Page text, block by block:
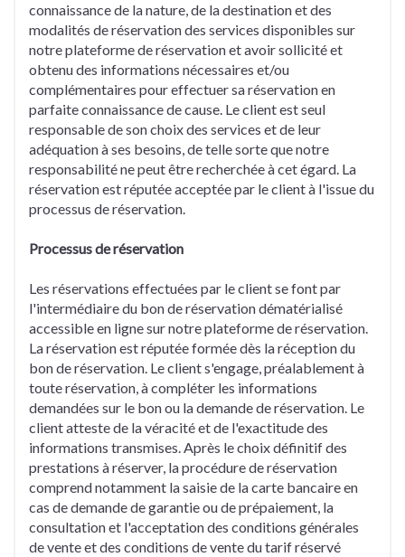
connaissance de la nature, de la destination et des
modalités de réservation des services disponibles sur
notre plateforme de réservation et avoir sollicité et
obtenu des informations nécessaires et/ou
complémentaires pour effectuer sa réservation en
parfaite connaissance de cause. Le client est seul
responsable de son choix des services et de leur
adéquation à ses besoins, de telle sorte que notre
responsabilité ne peut être recherchée à cet égard. La
réservation est réputée acceptée par le client à l'issue du
processus de réservation.
Processus de réservation
Les réservations effectuées par le client se font par
l'intermédiaire du bon de réservation dématérialisé
accessible en ligne sur notre plateforme de réservation.
La réservation est réputée formée dès la réception du
bon de réservation. Le client s'engage, préalablement à
toute réservation, à compléter les informations
demandées sur le bon ou la demande de réservation. Le
client atteste de la véracité et de l'exactitude des
informations transmises. Après le choix définitif des
prestations à réserver, la procédure de réservation
comprend notamment la saisie de la carte bancaire en
cas de demande de garantie ou de prépaiement, la
consultation et l'acceptation des conditions générales
de vente et des conditions de vente du tarif réservé